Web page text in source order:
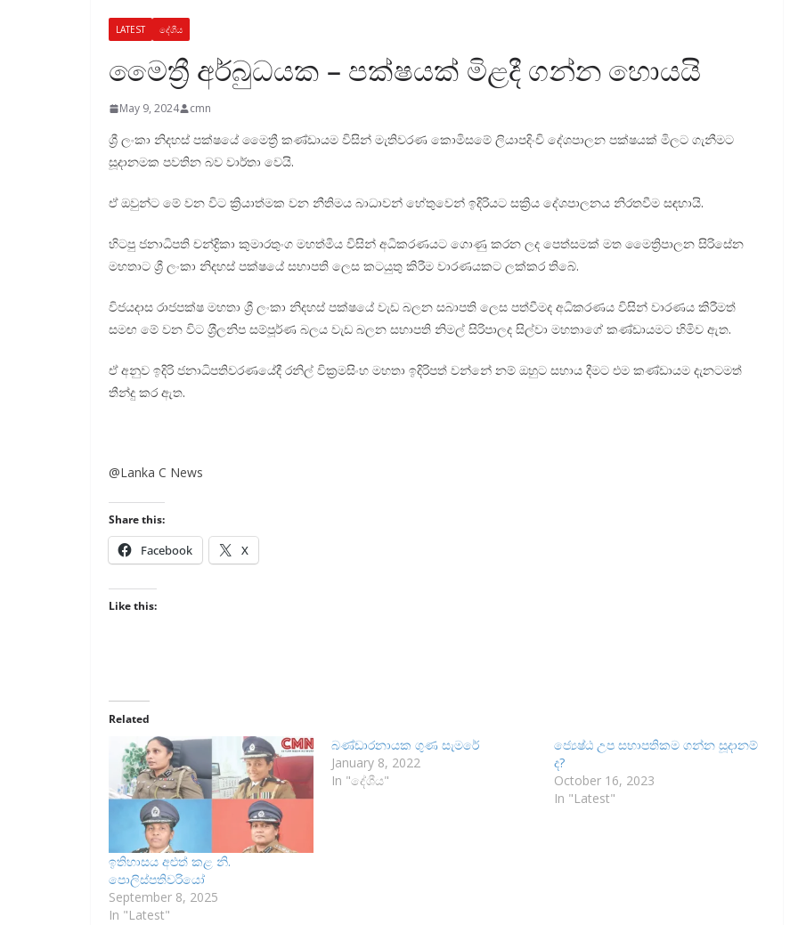
LATEST දේශීය
මෛත්‍රී අර්බුධයක – පක්ෂයක් මිළදී ගන්න හොයයි
May 9, 2024 cmn
ශ්‍රී ලංකා නිදහස් පක්ෂයේ මෛත්‍රී කණ්ඩායම විසින් මැතිවරණ කොමිසමේ ලියාපදිංචි දේශපාලන පක්ෂයක් මිලට ගැනීමට
සූදානමක පවතින බව වාර්තා වෙයි.
ඒ ඔවුන්ට මේ වන විට ක්‍රියාත්මක වන නීතිමය බාධාවන් හේතුවෙන් ඉදිරියට සක්‍රිය දේශපාලනය නිරතවීම සඳහායි.
හිටපු ජනාධිපති චන්ද්‍රිකා කුමාරතුංග මහත්මිය විසින් අධිකරණයට ගොණු කරන ලද පෙත්සමක් මත මෛත්‍රිපාලන සිරිසේන
මහතාට ශ්‍රී ලංකා නිදහස් පක්ෂයේ සභාපති ලෙස කටයුතු කිරීම වාරණයකට ලක්කර තිබේ.
විජයදාස රාජපක්ෂ මහතා ශ්‍රී ලංකා නිදහස් පක්ෂයේ වැඩ බලන සබාපති ලෙස පත්වීමද අධිකරණය විසින් වාරණය කිරීමත්
සමඟ මේ වන විට ශ‍්‍රීලනිප සම්පූර්ණ බලය වැඩ බලන සභාපති නිමල් සිරිපාලද සිල්වා මහතාගේ කණ්ඩායමට හිමිව ඇත.
ඒ අනුව ඉදිරි ජනාධිපතිවරණයේදී රනිල් වික්‍රමසිංහ මහතා ඉදිරිපත් වන්නේ නම් ඔහුට සහාය දීමට එම කණ්ඩායම දැනටමත්
තීන්දු කර ඇත.
@Lanka C News
Share this:
Facebook X
Like this:
Related
ඉතිහාසය අළුත් කළ නි.
පොලිස්පතිවරියෝ
September 8, 2025
In "Latest"
බණ්ඩාරනායක ගුණ සැමරේ
January 8, 2022
In "දේශීය"
ජ්‍යෙෂ්ඨ උප සභාපතිකම ගන්න සූදානම්
ද?
October 16, 2023
In "Latest"